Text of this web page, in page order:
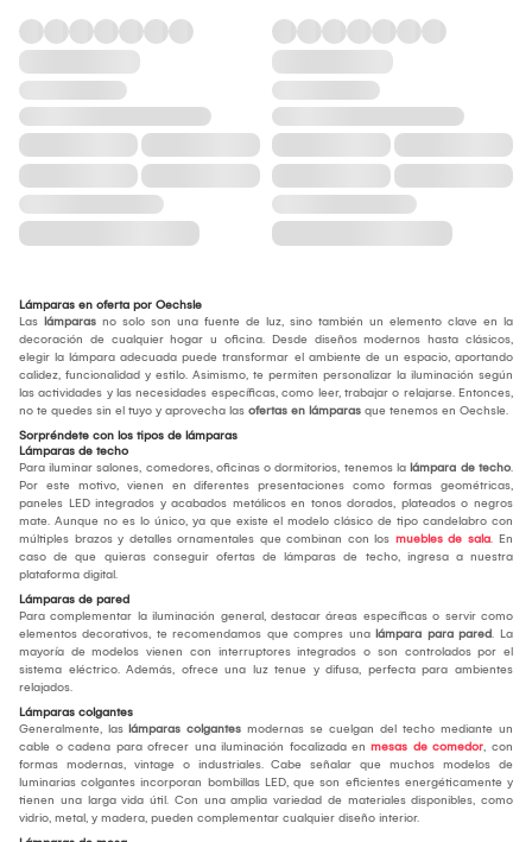
Lámparas en oferta por Oechsle
Las lámparas no solo son una fuente de luz, sino también un elemento clave en la
decoración de cualquier hogar u oficina. Desde diseños modernos hasta clásicos,
elegir la lámpara adecuada puede transformar el ambiente de un espacio, aportando
calidez, funcionalidad y estilo. Asimismo, te permiten personalizar la iluminación según
las actividades y las necesidades específicas, como leer, trabajar o relajarse. Entonces,
no te quedes sin el tuyo y aprovecha las ofertas en lámparas que tenemos en Oechsle.
Sorpréndete con los tipos de lámparas
Lámparas de techo
Para iluminar salones, comedores, oficinas o dormitorios, tenemos la lámpara de techo.
Por este motivo, vienen en diferentes presentaciones como formas geométricas,
paneles LED integrados y acabados metálicos en tonos dorados, plateados o negros
mate. Aunque no es lo único, ya que existe el modelo clásico de tipo candelabro con
múltiples brazos y detalles ornamentales que combinan con los muebles de sala. En
caso de que quieras conseguir ofertas de lámparas de techo, ingresa a nuestra
plataforma digital.
Lámparas de pared
Para complementar la iluminación general, destacar áreas específicas o servir como
elementos decorativos, te recomendamos que compres una lámpara para pared. La
mayoría de modelos vienen con interruptores integrados o son controlados por el
sistema eléctrico. Además, ofrece una luz tenue y difusa, perfecta para ambientes
relajados.
Lámparas colgantes
Generalmente, las lámparas colgantes modernas se cuelgan del techo mediante un
cable o cadena para ofrecer una iluminación focalizada en mesas de comedor, con
formas modernas, vintage o industriales. Cabe señalar que muchos modelos de
luminarias colgantes incorporan bombillas LED, que son eficientes energéticamente y
tienen una larga vida útil. Con una amplia variedad de materiales disponibles, como
vidrio, metal, y madera, pueden complementar cualquier diseño interior.